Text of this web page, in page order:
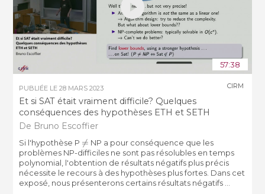
57:38
PUBLIÉE LE28 MARS 2023
Et si SAT était vraiment difficile? Quelques
conséquences des hypothèses ETH et SETH
De Bruno Escoffier
CIRM
Si l'hypothèse P
≠
NP a pour conséquence que les
problèmes NP-difficiles ne sont pas résolubles en temps
polynomial, l'obtention de résultats négatifs plus précis
nécessite le recours à des hypothèses plus fortes. Dans cet
exposé, nous présenterons certains résultats négatifs ...